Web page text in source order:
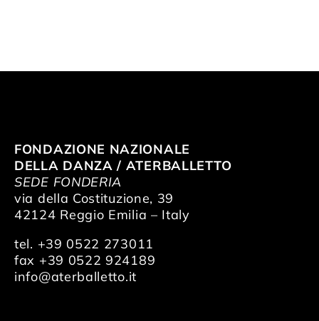
FONDAZIONE NAZIONALE
DELLA DANZA / ATERBALLETTO
SEDE FONDERIA
via della Costituzione, 39
42124 Reggio Emilia – Italy
tel. +39 0522 273011
fax +39 0522 924189
info@aterballetto.it